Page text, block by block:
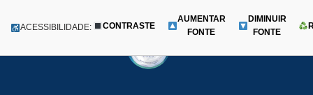
para
Menu
ACESSIBILIDADE: CONTRASTE
AUMENTAR
FONTE
DIMINUIR
FONTE